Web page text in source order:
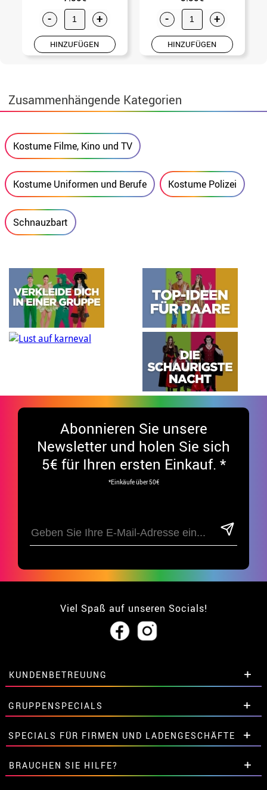
- +
HINZUFÜGEN
- +
HINZUFÜGEN
Zusammenhängende Kategorien
Kostume Filme, Kino und TV
Kostume Uniformen und Berufe Kostume Polizei
Schnauzbart
Abonnieren Sie unsere
Newsletter und holen Sie sich
5€ für Ihren ersten Einkauf. *
*Einkäufe über 50€
Viel Spaß auf unseren Socials!
KUNDENBETREUUNG
• Über uns
• Verkaufskonditionen
• Rechtlicher HinweisundDatenschutz
• Kundendienst
• Cookie-Verwendung
•Cookie-Einstellungen
GRUPPENSPECIALS
Extrarabatte für Gruppen.
Kontaktieren Sie uns hier.
SPECIALS FÜR FIRMEN UND LADENGESCHÄFTE
Extrarabatte für Gruppen.
Kontaktieren Sie uns hier.
BRAUCHEN SIE HILFE?